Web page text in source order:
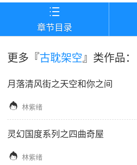

章节目录
更多『古耽架空』类作品：
月落清风街之天空和你之间
 林紫绪
灵幻国度系列之四曲奇屋
 林紫绪